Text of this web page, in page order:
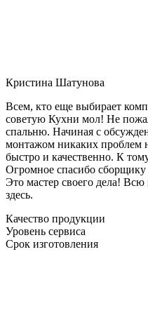
Кристина Шатунова
Всем, кто еще выбирает
советую Кухни мол! Не
спальню. Начиная с
монтажом никаких проблем
быстро и качественно. К
Огромное спасибо сборщику
Это мастер своего дела! Всю
здесь.
Качество продукции
Уровень сервиса
Срок изготовления